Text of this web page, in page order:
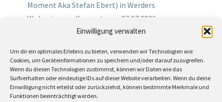
Einwilligung verwalten
Um dir ein optimales Erlebnis zu bieten, verwenden wir Technologien wie
Cookies, um Geräteinformationen zu speichern und/oder darauf zuzugreifen.
Wenn du diesen Technologien zustimmst, können wir Daten wie das
Surfverhalten oder eindeutige IDs auf dieser Website verarbeiten. Wenn du deine
Einwilligung nicht erteilst oder zurückziehst, können bestimmte Merkmale und
Funktionen beeinträchtigt werden.
Moment Aka Stefan Ebert) in Werders
Wohnzimmer Konzerte am 03.07.2026
Podcast Nr.01 vom 08.09.2025 mit Joe Astray
MIRI IN THE GREENzuMiri in the Green in der
Hemingway Lounge, am 30.05.2026